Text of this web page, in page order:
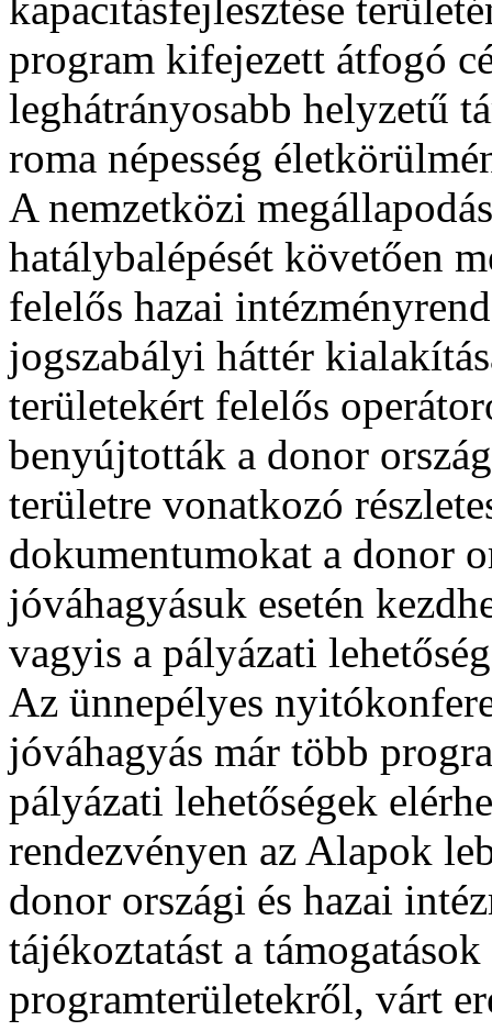
program kifejezett átfogó
leghátrányosabb helyzetű
roma népesség
A nemzetközi
hatálybalépését követően
felelős hazai
jogszabályi háttér
területekért felelős
benyújtották a donor
területre vonatkozó
dokumentumokat a donor
jóváhagyásuk esetén
vagyis a pályázati
Az ünnepélyes
jóváhagyás már több
pályázati lehetőségek
rendezvényen az Alapok
donor országi és hazai
tájékoztatást a
programterületekről, várt